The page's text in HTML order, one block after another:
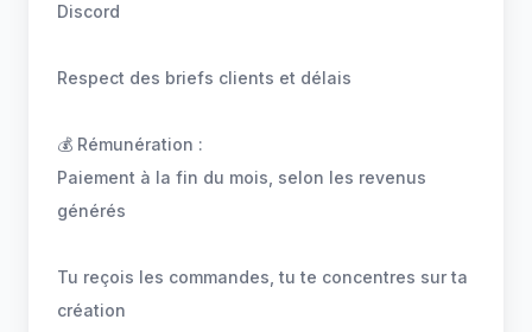
Discord
Respect des briefs clients et délais
💰 Rémunération :
Paiement à la fin du mois, selon les revenus
générés
Tu reçois les commandes, tu te concentres sur ta
création